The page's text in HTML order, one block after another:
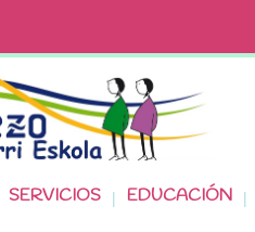
SERVICIOS EDUCACIÓN